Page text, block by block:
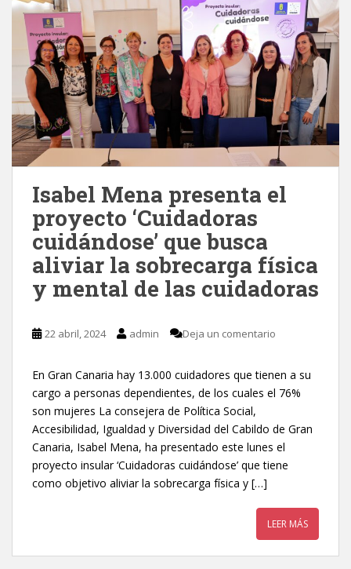
Isabel Mena presenta el
proyecto ‘Cuidadoras
cuidándose’ que busca
aliviar la sobrecarga física
y mental de las cuidadoras
22 abril, 2024 admin Deja un comentario
En Gran Canaria hay 13.000 cuidadores que tienen a su
cargo a personas dependientes, de los cuales el 76%
son mujeres La consejera de Política Social,
Accesibilidad, Igualdad y Diversidad del Cabildo de Gran
Canaria, Isabel Mena, ha presentado este lunes el
proyecto insular ‘Cuidadoras cuidándose’ que tiene
como objetivo aliviar la sobrecarga física y […]
LEER MÁS